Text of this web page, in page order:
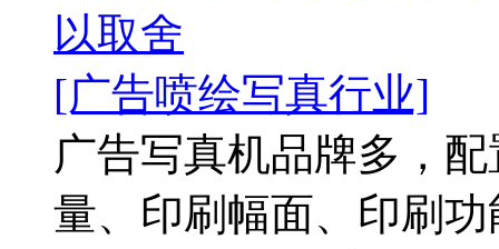
以取舍
[广告喷绘写真行业]
广告写真机品牌多，
量、印刷幅面、印刷